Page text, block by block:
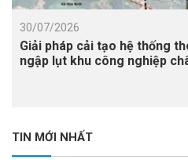
30/07/2026
Giải pháp cải tạo hệ thống
ngập lụt khu công nghiệp
TIN MỚI NHẤT